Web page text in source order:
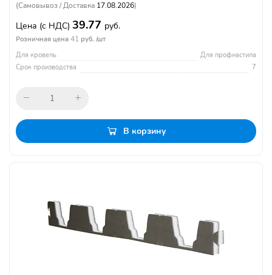
(Самовывоз / Доставка 17.08.2026)
Цена (с НДС) 39.77 руб.
Розничная цена 41 руб. /шт
Для кровель
Для профнастила
Срок производства
7
В корзину